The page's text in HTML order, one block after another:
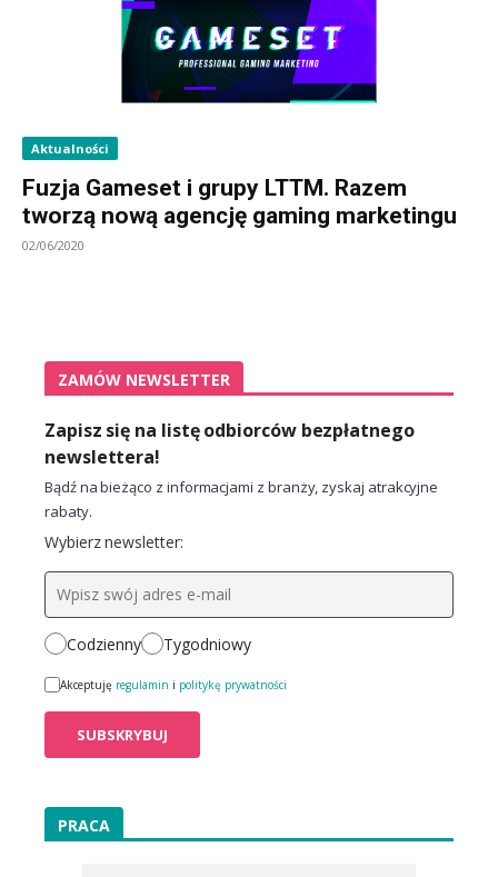
Aktualności
Fuzja Gameset i grupy LTTM. Razem
tworzą nową agencję gaming marketingu
02/06/2020
ZAMÓW NEWSLETTER
Zapisz się na listę odbiorców bezpłatnego
newslettera!
Bądź na bieżąco z informacjami z branży, zyskaj atrakcyjne
rabaty.
Wybierz newsletter:
Codzienny Tygodniowy
Akceptuję regulamin i politykę prywatności
PRACA